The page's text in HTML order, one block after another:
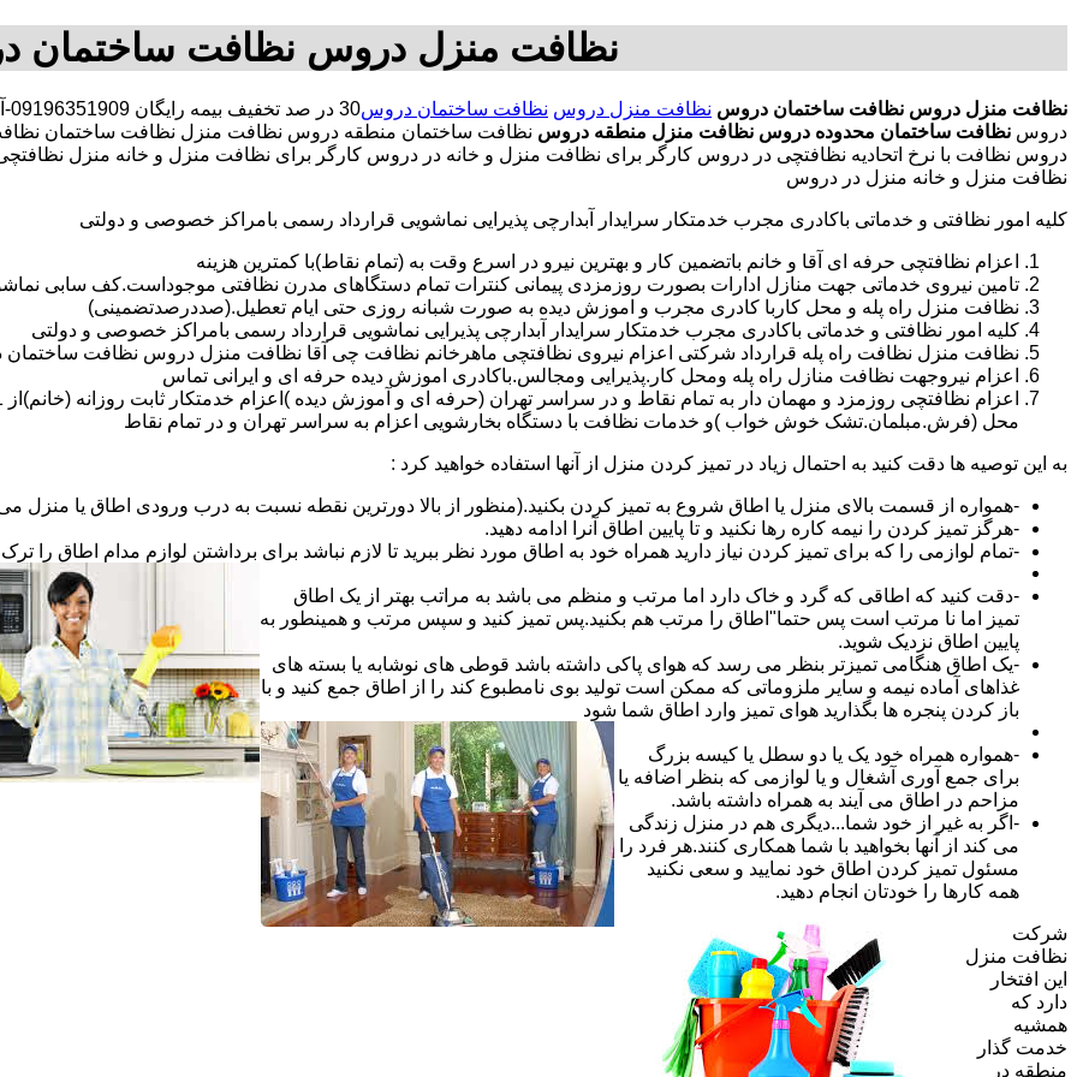
نظافت منزل دروس نظافت ساختمان
نظافت منزل دروس نظافت ساختمان دروس نظافت منزل دروس نظافت ساختمان دروس
دروس نظافت ساختمان محدوده دروس نظافت منزل منطقه دروس نظافت ساختمان منطقه دروس نظافت منزل نظافت ساختمان
دروس نظافت با نرخ اتحادیه نظافتچی در دروس کارگر برای نظافت منزل و خانه در دروس کارگر برای نظافت منزل و خانه منزل
نظافت منزل و خانه منزل در دروس
کلیه امور نظافتی و خدماتی باکادری مجرب خدمتکار سرایدار آبدارچی پذیرایی نماشویی قرارداد رسمی بامراکز خصوصی و دولتی
اعزام نظافتچی حرفه ای آقا و خانم باتضمین کار و بهترین نیرو در اسرع وقت به (تمام نقاط)با کمترین هزینه
تامین نیروی خدماتی جهت منازل ادارات بصورت روزمزدی پیمانی کنترات تمام دستگاهای مدرن نظافتی موجوداست.کف سابی
نظافت منزل راه پله و محل کاربا کادری مجرب و اموزش دیده به صورت شبانه روزی حتی ایام تعطیل.(صددرصدتضمینی)
کلیه امور نظافتی و خدماتی باکادری مجرب خدمتکار سرایدار آبدارچی پذیرایی نماشویی قرارداد رسمی بامراکز خصوصی و دولتی
نظافت منزل نظافت راه پله قرارداد شرکتی اعزام نیروی نظافتچی ماهرخانم نظافت چی آقا نظافت منزل دروس نظافت ساختمان
اعزام نیروجهت نظافت منازل راه پله ومحل کار.پذیرایی ومجالس.باکادری اموزش دیده حرفه ای و ایرانی تماس
محل (فرش.مبلمان.تشک خوش خواب )و خدمات نظافت با دستگاه بخارشویی اعزام به سراسر تهران و در تمام نقاط
به این توصیه ها دقت کنید به احتمال زیاد در تمیز کردن منزل از آنها استفاده خواهید کرد :
-همواره از قسمت بالای منزل یا اطاق شروع به تمیز کردن بکنید.(منظور از بالا دورترین نقطه نسبت به درب ورودی اطاق یا منزل
-هرگز تمیز کردن را نیمه کاره رها نکنید و تا پایین اطاق آنرا ادامه دهید.
-تمام لوازمی را که برای تمیز کردن نیاز دارید همراه خود به اطاق مورد نظر ببرید تا لازم نباشد برای برداشتن لوازم مدام اطاق را ترک
-دقت کنید که اطاقی که گرد و خاک دارد اما مرتب و منظم می باشد به مراتب بهتر از یک اطاق
تمیز اما نا مرتب است پس حتما"اطاق را مرتب هم بکنید.پس تمیز کنید و سپس مرتب و همینطور به
پایین اطاق نزدیک شوید.
-یک اطاق هنگامی تمیزتر بنظر می رسد که هوای پاکی داشته باشد قوطی های نوشابه یا بسته های
غذاهای آماده نیمه و سایر ملزوماتی که ممکن است تولید بوی نامطبوع کند را از اطاق جمع کنید و با
باز کردن پنجره ها بگذارید هوای تمیز وارد اطاق شما شود
-همواره همراه خود یک یا دو سطل یا کیسه بزرگ
برای جمع آوری آشغال و یا لوازمی که بنظر اضافه یا
مزاحم در اطاق می آیند به همراه داشته باشد.
-اگر به غیر از خود شما...دیگری هم در منزل زندگی
می کند از آنها بخواهید با شما همکاری کنند.هر فرد را
مسئول تمیز کردن اطاق خود نمایید و سعی نکنید
همه کارها را خودتان انجام دهید.
شرکت
نظافت منزل
این افتخار
دارد که
همشیه
خدمت گذار
منطقه در